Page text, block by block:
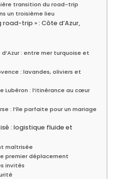
transition du road-trip
un troisième lieu
road-trip » : Côte d’Azur,
: entre mer turquoise et
: lavandes, oliviers et
Lubéron : l’itinérance au cœur
: l’île parfaite pour un mariage
: logistique fluide et
maîtrisée
premier déplacement
invités